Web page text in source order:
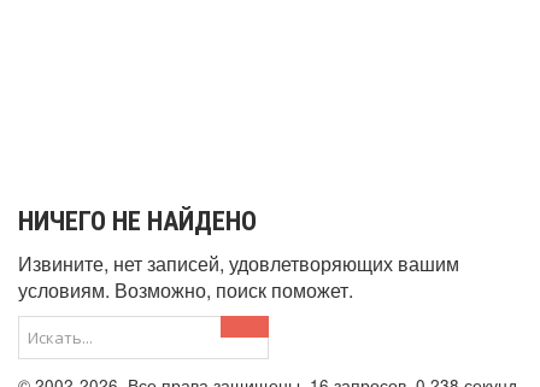
НИЧЕГО НЕ НАЙДЕНО
Извините, нет записей, удовлетворяющих вашим
условиям. Возможно, поиск поможет.